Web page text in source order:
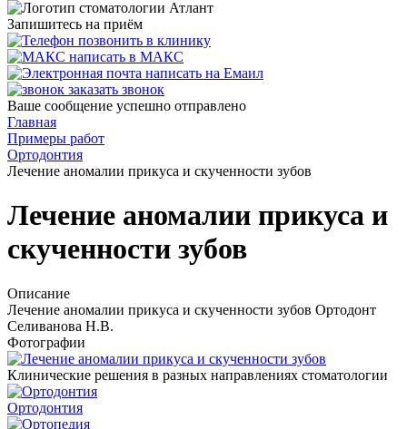
Запишитесь на приём
позвонить в клинику
написать в МАКС
написать на Емаил
заказать звонок
Ваше сообщение успешно отправлено
Главная
Примеры работ
Ортодонтия
Лечение аномалии прикуса и скученности зубов
Лечение аномалии прикуса и
скученности зубов
Описание
Лечение аномалии прикуса и скученности зубов Ортодонт
Селиванова Н.В.
Фотографии
Клинические решения в разных направлениях стоматологии
Ортодонтия